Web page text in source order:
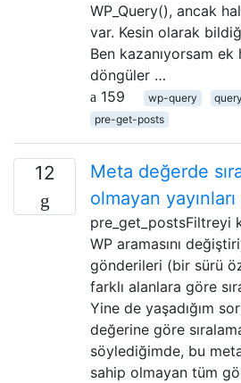
WP_Query(), ancak
var. Kesin olarak
Ben kazanıyorsam
döngüler …
159
wp-query
pre-get-posts
12
Meta değerde
olmayan
pre_get_postsFiltreyi
WP aramasını
gönderileri (bir sürü
farklı alanlara göre
Yine de yaşadığım
değerine göre
söylediğimde, bu
sahip olmayan tüm